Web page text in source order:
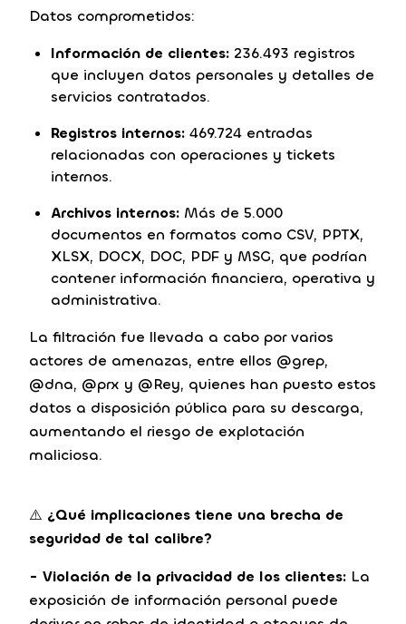
Datos comprometidos:
Información de clientes: 236.493 registros
que incluyen datos personales y detalles de
servicios contratados.
Registros internos: 469.724 entradas
relacionadas con operaciones y tickets
internos.
Archivos internos: Más de 5.000
documentos en formatos como CSV, PPTX,
XLSX, DOCX, DOC, PDF y MSG, que podrían
contener información financiera, operativa y
administrativa.
La filtración fue llevada a cabo por varios
actores de amenazas, entre ellos @grep,
@dna, @prx y @Rey, quienes han puesto estos
datos a disposición pública para su descarga,
aumentando el riesgo de explotación
maliciosa.
⚠️ ¿Qué implicaciones tiene una brecha de
seguridad de tal calibre?
- Violación de la privacidad de los clientes: La
exposición de información personal puede